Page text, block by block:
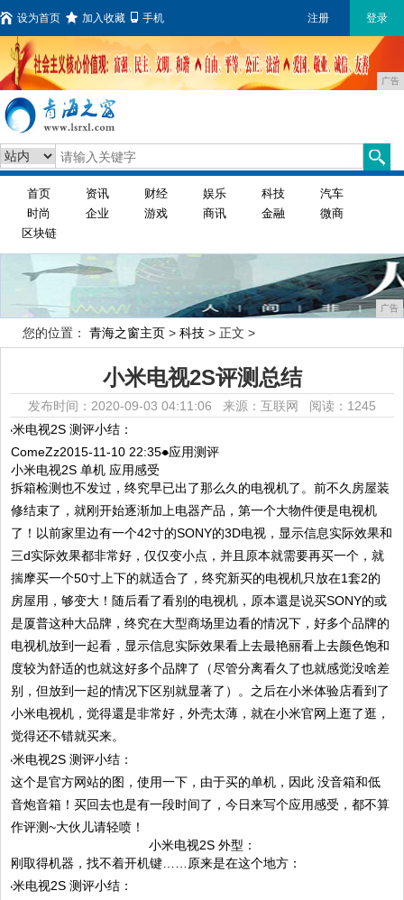
设为首页 加入收藏 手机 注册 登录
广告
首页 资讯 财经 娱乐 科技
汽车
时尚
企业 游戏 商讯 金融
微商
区块链
广告
您的位置： 青海之窗主页 > 科技 > 正文 >
小米电视2S评测总结
发布时间：2020-09-03 04:11:06 来源：互联网 阅读：1245
ComeZz2015-11-10 22:35●应用测评
小米电视2S 单机 应用感受
拆箱检测也不发过，终究早已出了那么久的电视机了。前不久房屋装
修结束了，就刚开始逐渐加上电器产品，第一个大物件便是电视机
了！以前家里边有一个42寸的SONY的3D电视，显示信息实际效果和
三d实际效果都非常好，仅仅变小点，并且原本就需要再买一个，就
揣摩买一个50寸上下的就适合了，终究新买的电视机只放在1套2的
房屋用，够变大！随后看了看别的电视机，原本還是说买SONY的或
是厦普这种大品牌，终究在大型商场里边看的情况下，好多个品牌的
电视机放到一起看，显示信息实际效果看上去最艳丽看上去颜色饱和
度较为舒适的也就这好多个品牌了（尽管分离看久了也就感觉没啥差
别，但放到一起的情况下区别就显著了）。之后在小米体验店看到了
小米电视机，觉得還是非常好，外壳太薄，就在小米官网上逛了逛，
觉得还不错就买来。
这个是官方网站的图，使用一下，由于买的单机，因此 没音箱和低
音炮音箱！买回去也是有一段时间了，今日来写个应用感受，都不算
作评测~大伙儿请轻喷！
小米电视2S 外型：
刚取得机器，找不着开机键……原来是在这个地方：